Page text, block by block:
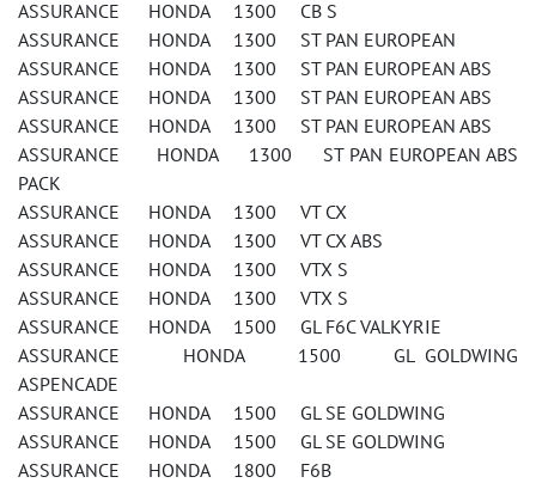
ASSURANCE HONDA 1300 CB S
ASSURANCE HONDA 1300 ST PAN EUROPEAN
ASSURANCE HONDA 1300 ST PAN EUROPEAN ABS
ASSURANCE HONDA 1300 ST PAN EUROPEAN ABS
ASSURANCE HONDA 1300 ST PAN EUROPEAN ABS
ASSURANCE HONDA 1300 ST PAN EUROPEAN ABS
PACK
ASSURANCE HONDA 1300 VT CX
ASSURANCE HONDA 1300 VT CX ABS
ASSURANCE HONDA 1300 VTX S
ASSURANCE HONDA 1300 VTX S
ASSURANCE HONDA 1500 GL F6C VALKYRIE
ASSURANCE HONDA 1500 GL GOLDWING
ASPENCADE
ASSURANCE HONDA 1500 GL SE GOLDWING
ASSURANCE HONDA 1500 GL SE GOLDWING
ASSURANCE HONDA 1800 F6B